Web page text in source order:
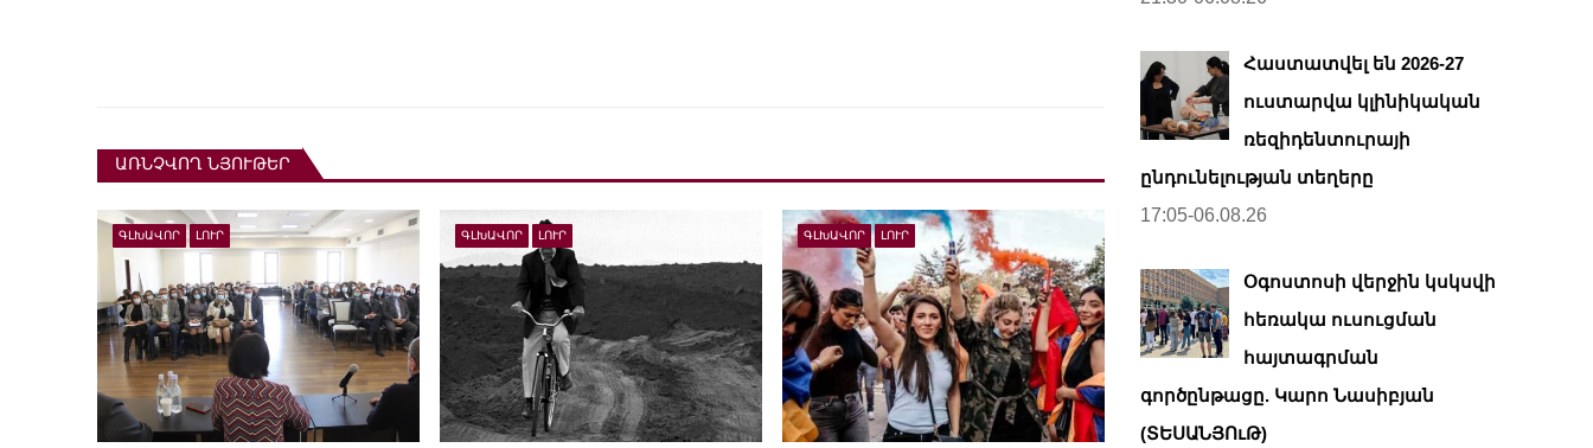
ԱՌՆՉՎՈՂ ՆՅՈՒԹԵՐ
ԳԼԽԱՎՈՐ ԼՈՒՐ ԳԼԽԱՎՈՐ ԼՈՒՐ ԳԼԽԱՎՈՐ ԼՈՒՐ
Հաստատվել են 2026-27
ուստարվա կլինիկական
ռեզիդենտուրայի
ընդունելության տեղերը
17:05-06.08.26
Օգոստոսի վերջին կսկսվի
հեռակա ուսուցման
հայտագրման
գործընթացը. Կարո Նասիբյան
(ՏԵՍԱՆՅՈւԹ)